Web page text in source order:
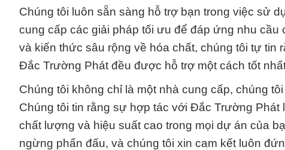
Chúng tôi luôn sẵn sàng hỗ trợ bạn trong việc sử
cung cấp các giải pháp tối ưu để đáp ứng nhu
và kiến thức sâu rộng về hóa chất, chúng tôi tự tin
Đắc Trường Phát đều được hỗ trợ một cách tốt
Chúng tôi không chỉ là một nhà cung cấp, chúng
Chúng tôi tin rằng sự hợp tác với Đắc Trường
chất lượng và hiệu suất cao trong mọi dự án của
ngừng phấn đấu, và chúng tôi xin cam kết luôn